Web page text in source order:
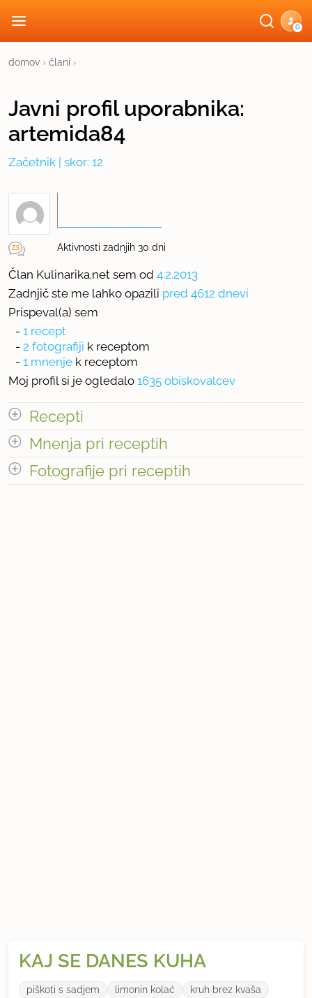
G
domov › člani ›
Javni profiluporabnika:
artemida84
Začetnik | skor: 12
Aktivnosti zadnjih 30 dni
Član Kulinarika.net sem od 4.2.2013
Zadnjič ste me lahko opazili pred 4612 dnevi
Prispeval(a) sem
- 1 recept
- 2 fotografiji k receptom
- 1 mnenje k receptom
Moj profil si je ogledalo 1635 obiskovalcev
Recepti
Število receptov: 1
Mnenja pri receptih
odpri vse
Fotografije pri receptih
KAJ SE DANES KUHA
piškoti s sadjem limonin kolać
kruh brez kvaša